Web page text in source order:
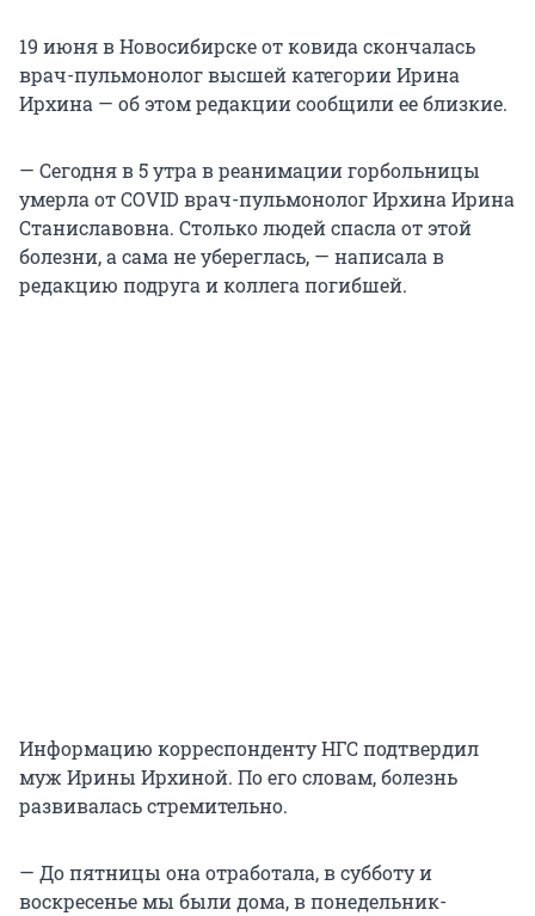
19 июня в Новосибирске от ковида скончалась
врач-пульмонолог высшей категории Ирина
Ирхина — об этом редакции сообщили ее близкие.
— Сегодня в 5 утра в реанимации горбольницы
умерла от COVID врач-пульмонолог Ирхина Ирина
Станиславовна. Столько людей спасла от этой
болезни, а сама не убереглась, — написала в
редакцию подруга и коллега погибшей.
Информацию корреспонденту НГС подтвердил
муж Ирины Ирхиной. По его словам, болезнь
развивалась стремительно.
— До пятницы она отработала, в субботу и
воскресенье мы были дома, в понедельник-